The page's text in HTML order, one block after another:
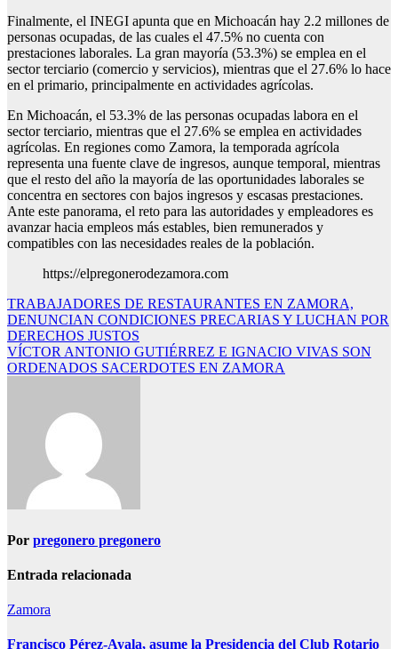
Finalmente, el INEGI apunta que en Michoacán hay 2.2 millones de
personas ocupadas, de las cuales el 47.5% no cuenta con
prestaciones laborales. La gran mayoría (53.3%) se emplea en el
sector terciario (comercio y servicios), mientras que el 27.6% lo hace
en el primario, principalmente en actividades agrícolas.
En Michoacán, el 53.3% de las personas ocupadas labora en el
sector terciario, mientras que el 27.6% se emplea en actividades
agrícolas. En regiones como Zamora, la temporada agrícola
representa una fuente clave de ingresos, aunque temporal, mientras
que el resto del año la mayoría de las oportunidades laborales se
concentra en sectores con bajos ingresos y escasas prestaciones.
Ante este panorama, el reto para las autoridades y empleadores es
avanzar hacia empleos más estables, bien remunerados y
compatibles con las necesidades reales de la población.
https://elpregonerodezamora.com
Navegación
de
entradas
TRABAJADORES DE RESTAURANTES EN ZAMORA,
DENUNCIAN CONDICIONES PRECARIAS Y LUCHAN POR
DERECHOS JUSTOS
VÍCTOR ANTONIO GUTIÉRREZ E IGNACIO VIVAS SON
ORDENADOS SACERDOTES EN ZAMORA
Por pregonero pregonero
Entrada relacionada
Zamora
Francisco Pérez-Ayala, asume la Presidencia del Club Rotario